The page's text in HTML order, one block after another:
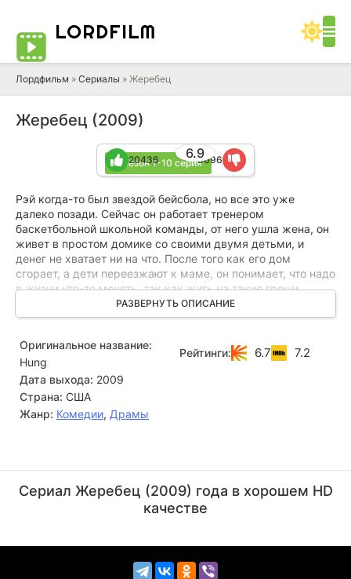
LORDFILM
Лордфильм » Сериалы » Жеребец
Жеребец (2009)
3 сезон 1-10 серия
6.9
20436 9096
Рэй когда-то был звездой бейсбола, но все это уже
далеко позади. Сейчас он работает тренером
баскетбольной школьной команды, от него ушла жена, он
живет в простом домике со своими двумя детьми, и
денег не хватает ни на что. После того как его дом
сгорает, а дети переезжают к маме, он понимает, что надо
в жизни что-то менять, так как жить на такие гроши
больше просто невозможно. Единственное, что его
отличает от остальных, так это его большое мужское
так как кроме этого он ничего не умеет.
РАЗВЕРНУТЬ ОПИСАНИЕ
Оригинальное название:
Hung
Дата выхода: 2009
Страна: США
Жанр: Комедии, Драмы
Рейтинги: 6.7 7.2
(Cliff)
(Matt Saline)
Сериал Жеребец (2009) года в хорошем HD
качестве